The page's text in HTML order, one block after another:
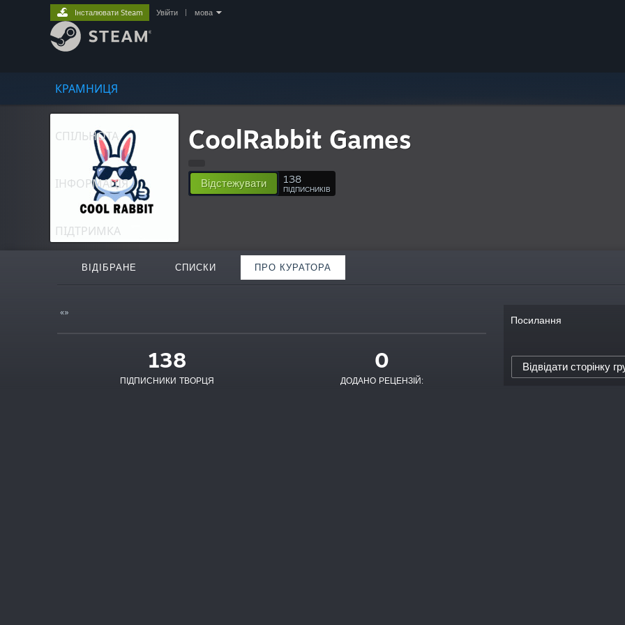
КРАМНИЦЯ
СПІЛЬНОТА
ІНФОРМАЦІЯ
ПІДТРИМКА
Інсталювати Steam Увійти мова
CoolRabbit Games
Відстежувати 138
ПІДПИСНИКІВ
ВІДІБРАНЕ СПИСКИ ПРО КУРАТОРА
«»
138
ПІДПИСНИКИ ТВОРЦЯ
0
ДОДАНО РЕЦЕНЗІЙ:
Посилання
Відвідати сторінку